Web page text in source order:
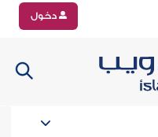
دخول